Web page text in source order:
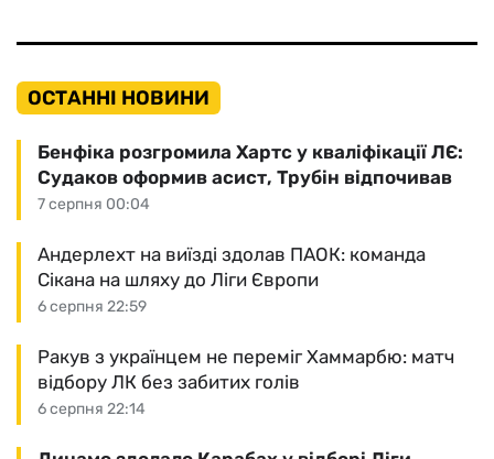
ОСТАННІ НОВИНИ
7 серпня 00:04
Бенфіка розгромила Хартс у кваліфікації ЛЄ:
Судаков оформив асист, Трубін відпочивав
6 серпня 22:59
Андерлехт на виїзді здолав ПАОК: команда
Сікана на шляху до Ліги Європи
6 серпня 22:14
Ракув з українцем не переміг Хаммарбю: матч
відбору ЛК без забитих голів